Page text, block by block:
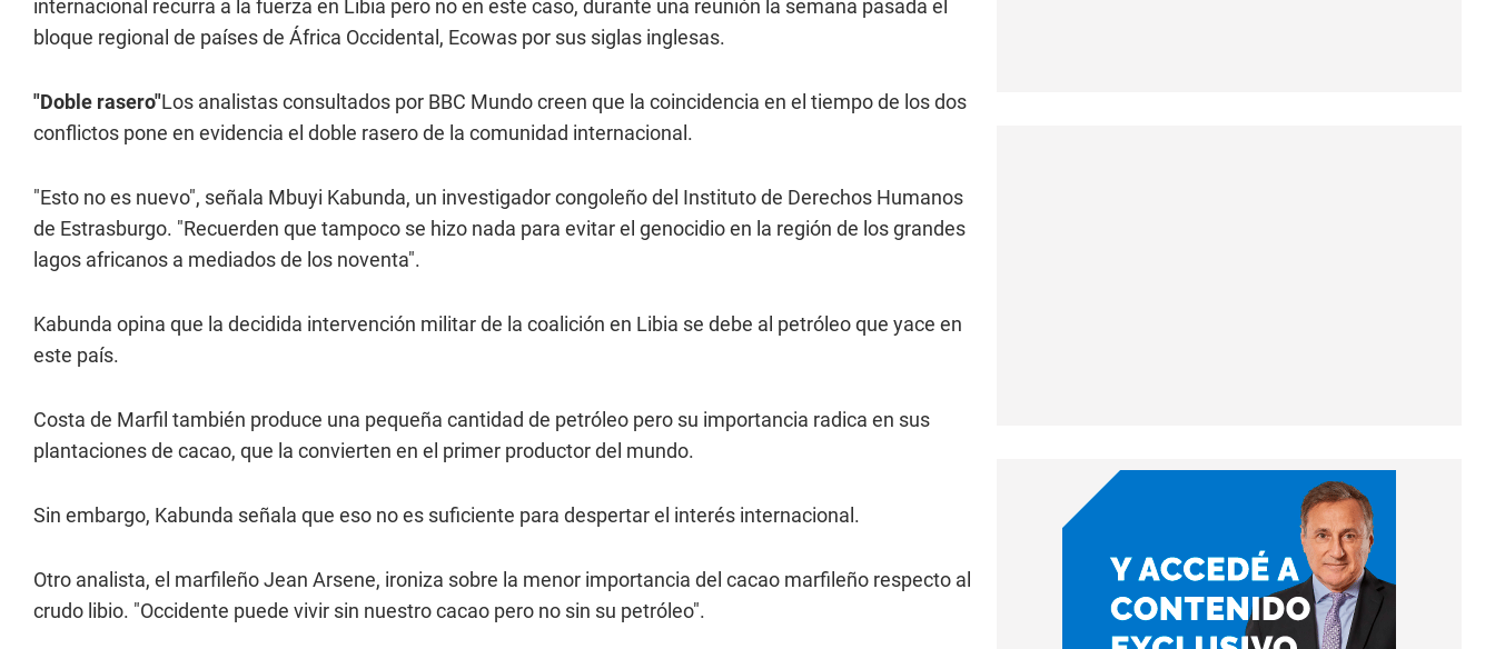
internacional recurra a la fuerza en Libia pero no en este caso, durante una reunión la semana pasada el
bloque regional de países de África Occidental, Ecowas por sus siglas inglesas.
"Doble rasero"Los analistas consultados por BBC Mundo creen que la coincidencia en el tiempo de los dos
conflictos pone en evidencia el doble rasero de la comunidad internacional.
"Esto no es nuevo", señala Mbuyi Kabunda, un investigador congoleño del Instituto de Derechos Humanos
de Estrasburgo. "Recuerden que tampoco se hizo nada para evitar el genocidio en la región de los grandes
lagos africanos a mediados de los noventa".
Kabunda opina que la decidida intervención militar de la coalición en Libia se debe al petróleo que yace en
este país.
Costa de Marfil también produce una pequeña cantidad de petróleo pero su importancia radica en sus
plantaciones de cacao, que la convierten en el primer productor del mundo.
Sin embargo, Kabunda señala que eso no es suficiente para despertar el interés internacional.
Otro analista, el marfileño Jean Arsene, ironiza sobre la menor importancia del cacao marfileño respecto al
crudo libio. "Occidente puede vivir sin nuestro cacao pero no sin su petróleo".